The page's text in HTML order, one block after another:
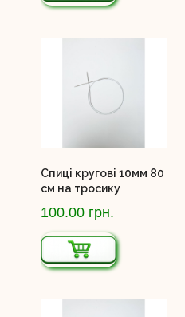
Спиці кругові 10мм 80
см на тросику
100.00 грн.